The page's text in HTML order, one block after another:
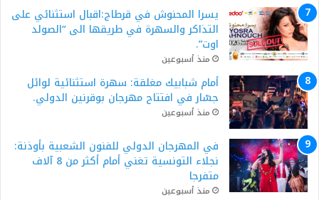
يسرا المحنوش في قرطاج:اقبال استثنائي على
التذاكر والسهرة في طريقها الى “الصولد
اوت”.
منذ أسبوعين
أمام شبابيك مغلقة: سهرة استثنائية لوائل
جسّار في افتتاح مهرجان بوقرنين الدولي.
منذ أسبوعين
في المهرجان الدولي للفنون الشعبية بأوذنة:
نجلاء التونسية تغني أمام أكثر من 8 آلاف
متفرجا
منذ أسبوعين